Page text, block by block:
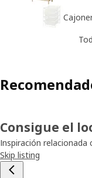
Consigue el
Inspiración
Skip listing